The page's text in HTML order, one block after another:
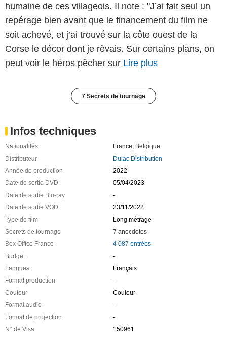
humaine de ces villageois. Il note : "J’ai fait seul un
repérage bien avant que le financement du film ne
soit achevé, et j’ai trouvé sur la côte ouest de la
Corse le décor dont je rêvais. Sur certains plans, on
peut voir le héros pêcher sur Lire plus
7 Secrets de tournage
Infos techniques
Nationalités France Belgique
Distributeur
Dulac Distribution
Année de production
2022
Date de sortie DVD
05/04/2023
Date de sortie Blu-ray
-
Date de sortie VOD
23/11/2022
Type de film
Long métrage
Secrets de tournage
7 anecdotes
Box Office France
4 087 entrées
Budget
-
Langues
Français
Format production
-
Couleur
Couleur
Format audio
-
Format de projection
-
N° de Visa
150961